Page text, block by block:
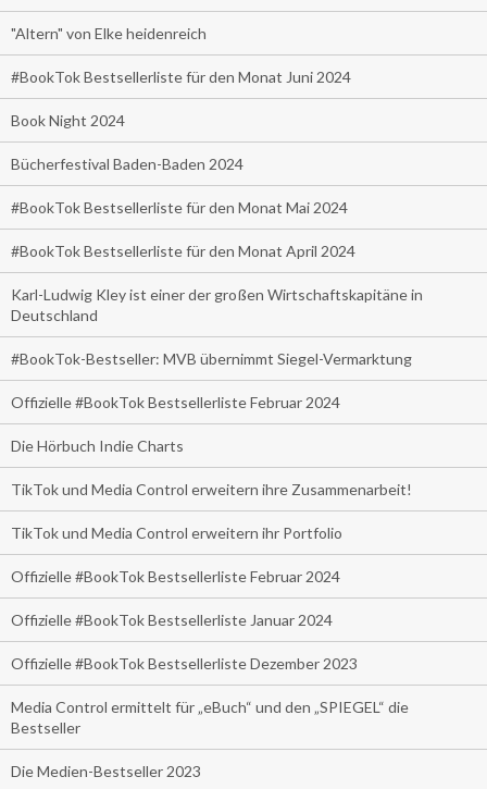
"Altern" von Elke heidenreich
#BookTok Bestsellerliste für den Monat Juni 2024
Book Night 2024
Bücherfestival Baden-Baden 2024
#BookTok Bestsellerliste für den Monat Mai 2024
#BookTok Bestsellerliste für den Monat April 2024
Karl-Ludwig Kley ist einer der großen Wirtschaftskapitäne in
Deutschland
#BookTok-Bestseller: MVB übernimmt Siegel-Vermarktung
Offizielle #BookTok Bestsellerliste Februar 2024
Die Hörbuch Indie Charts
TikTok und Media Control erweitern ihre Zusammenarbeit!
TikTok und Media Control erweitern ihr Portfolio
Offizielle #BookTok Bestsellerliste Februar 2024
Offizielle #BookTok Bestsellerliste Januar 2024
Offizielle #BookTok Bestsellerliste Dezember 2023
Media Control ermittelt für „eBuch“ und den „SPIEGEL“ die
Bestseller
Die Medien-Bestseller 2023